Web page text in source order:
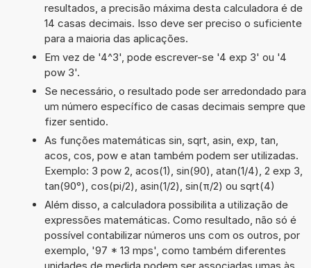
resultados, a precisão máxima desta calculadora é de
14 casas decimais. Isso deve ser preciso o suficiente
para a maioria das aplicações.
Em vez de '4^3', pode escrever-se '4 exp 3' ou '4
pow 3'.
Se necessário, o resultado pode ser arredondado para
um número específico de casas decimais sempre que
fizer sentido.
As funções matemáticas sin, sqrt, asin, exp, tan,
acos, cos, pow e atan também podem ser utilizadas.
Exemplo: 3 pow 2, acos(1), sin(90), atan(1/4), 2 exp 3,
tan(90°), cos(pi/2), asin(1/2), sin(π/2) ou sqrt(4)
Além disso, a calculadora possibilita a utilização de
expressões matemáticas. Como resultado, não só é
possível contabilizar números uns com os outros, por
exemplo, '97 * 13 mps', como também diferentes
unidades de medida podem ser associadas umas às